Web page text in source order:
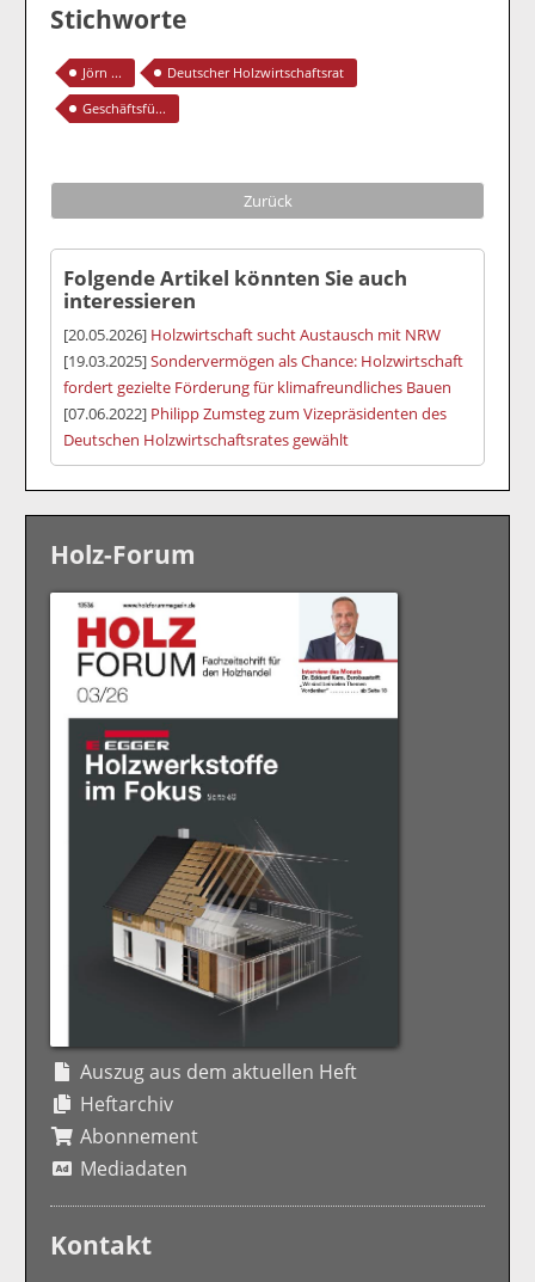
Stichworte
Jörn ...
Deutscher Holzwirtschaftsrat
Geschäftsfü...
Zurück
Folgende Artikel könnten Sie auch
interessieren
[20.05.2026] Holzwirtschaft sucht Austausch mit NRW
[19.03.2025]Sondervermögen als Chance: Holzwirtschaft
fordert gezielte Förderung für klimafreundliches Bauen
[07.06.2022] Philipp Zumsteg zum Vizepräsidenten des
Deutschen Holzwirtschaftsrates gewählt
Holz-Forum
Auszug aus dem aktuellen Heft
Heftarchiv
Abonnement
Mediadaten
Kontakt